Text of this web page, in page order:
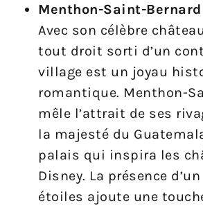
Menthon-Saint-Bernard
Avec son célèbre
tout droit sorti d’un
village est un joyau
romantique. Menthon-
mêle l’attrait de ses
la majesté du
palais qui inspira les
Disney. La présence
étoiles ajoute une